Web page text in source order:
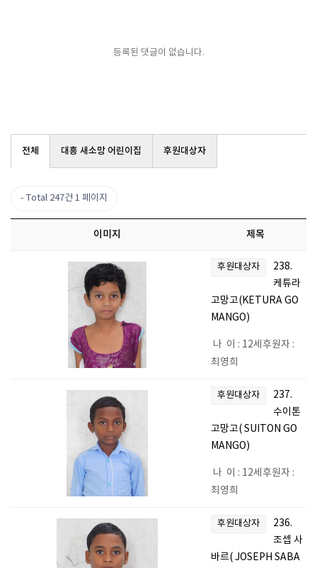
등록된 댓글이 없습니다.
전체 대흥 새소망 어린이집 후원대상자
Total 247건 1 페이지
이미지 제목
후원대상자
238.
케튜라
고망고(KETURA GO
MANGO)
나 이 : 12세후원자 :
최영희
후원대상자
237.
수이톤
고망고( SUITON GO
MANGO)
나 이 : 12세후원자 :
최영희
후원대상자
236.
조셉 사
바르( JOSEPH SABA